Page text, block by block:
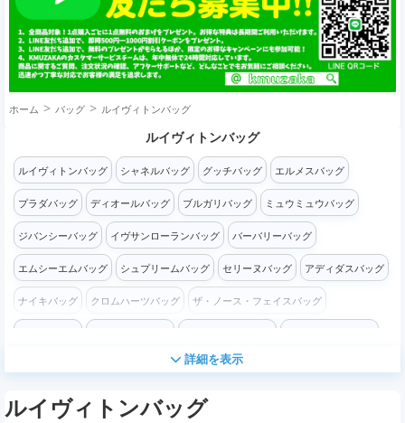
ホーム バッグ ルイヴィトンバッグ
ルイヴィトンバッグ
ルイヴィトンバッグ シャネルバッグ グッチバッグ エルメスバッグ
プラダバッグ ディオールバッグ ブルガリバッグ ミュウミュウバッグ
ジバンシーバッグ イヴサンローランバッグ バーバリーバッグ
エムシーエムバッグ シュプリームバッグ セリーヌバッグ アディダスバッグ
ナイキバッグ クロムハーツバッグ ザ・ノース・フェイスバッグ
オフホワイトバッグ チャンピオンバッグ
モスキーノバッグ コムデギャルソン バッグ
詳細を表示
ルイヴィトンバッグ